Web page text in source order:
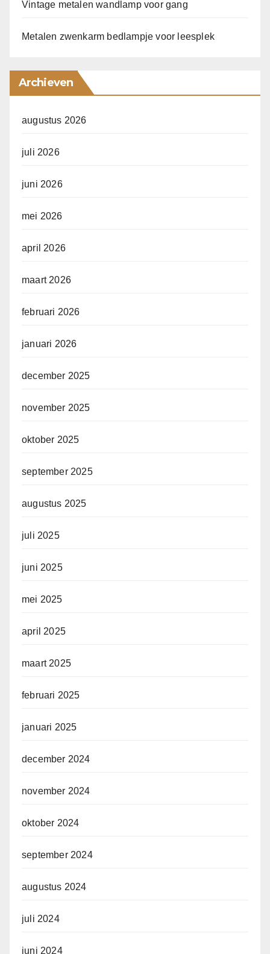
Vintage metalen wandlamp voor gang
Metalen zwenkarm bedlampje voor leesplek
Archieven
augustus 2026
juli 2026
juni 2026
mei 2026
april 2026
maart 2026
februari 2026
januari 2026
december 2025
november 2025
oktober 2025
september 2025
augustus 2025
juli 2025
juni 2025
mei 2025
april 2025
maart 2025
februari 2025
januari 2025
december 2024
november 2024
oktober 2024
september 2024
augustus 2024
juli 2024
juni 2024